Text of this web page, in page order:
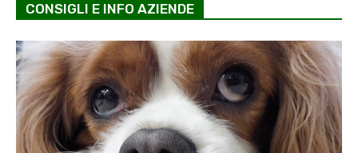
CONSIGLI E INFO AZIENDE